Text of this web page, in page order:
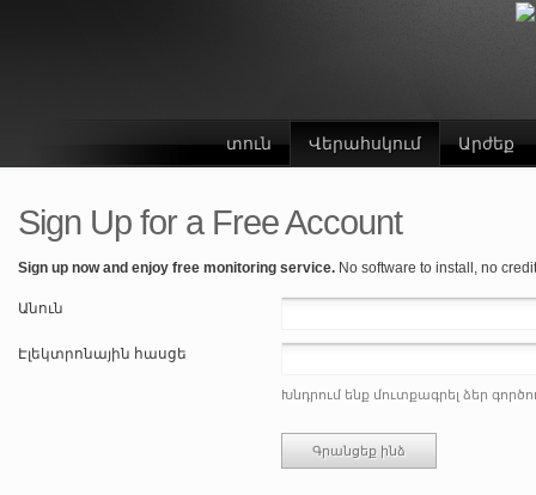
տուն Վերահսկում Արժեք
Sign Up for a Free Account
Sign up now and enjoy free monitoring service. No software to install, no
Անուն
Էլեկտրոնային հասցե
Խնդրում ենք մուտքագրել ձեր